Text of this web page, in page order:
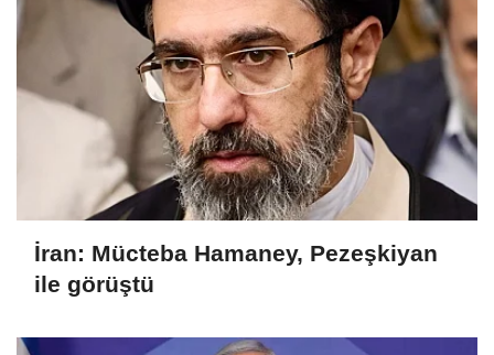
İran: Mücteba Hamaney, Pezeşkiyan
ile görüştü